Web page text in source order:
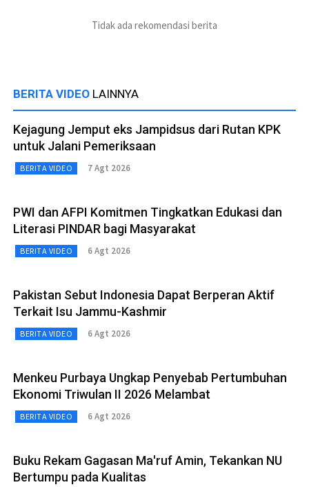
Tidak ada rekomendasi berita
BERITA VIDEO LAINNYA
Kejagung Jemput eks Jampidsus dari Rutan KPK
untuk Jalani Pemeriksaan
BERITA VIDEO 7 Agt 2026
PWI dan AFPI Komitmen Tingkatkan Edukasi dan
Literasi PINDAR bagi Masyarakat
BERITA VIDEO 6 Agt 2026
Pakistan Sebut Indonesia Dapat Berperan Aktif
Terkait Isu Jammu-Kashmir
BERITA VIDEO 6 Agt 2026
Menkeu Purbaya Ungkap Penyebab Pertumbuhan
Ekonomi Triwulan II 2026 Melambat
BERITA VIDEO 6 Agt 2026
Buku Rekam Gagasan Ma'ruf Amin, Tekankan NU
Bertumpu pada Kualitas